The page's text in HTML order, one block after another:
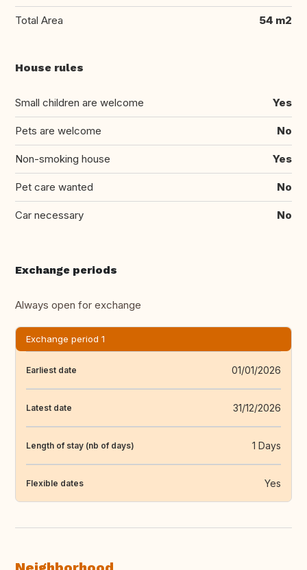
Total Area 54 m2
House rules
Small children are welcome Yes
Pets are welcome No
Non-smoking house Yes
Pet care wanted No
Car necessary No
Exchange periods
Always open for exchange
Exchange period 1
Earliest date 01/01/2026
Latest date 31/12/2026
Length of stay (nb of days) 1 Days
Flexible dates Yes